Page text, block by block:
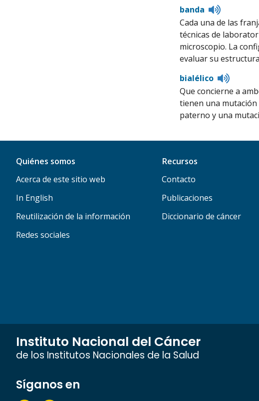
banda
Listen
to
Cada una de las
técnicas de
microscopio. La
evaluar su
bialélico
Listen
Que concierne a
tienen una mutación
paterno y una
Quiénes somos
Acerca de este sitio web
In English
Reutilización de la información
Redes sociales
Recursos
Contacto
Publicaciones
Diccionario de cáncer
Instituto Nacional del Cáncer
de los Institutos Nacionales de la Salud
Síganos en